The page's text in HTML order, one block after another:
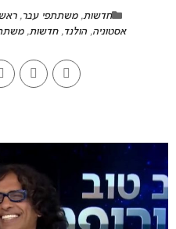
חדשות,משתתפי עבר,
אסטוניה,הולנד,חדשות,